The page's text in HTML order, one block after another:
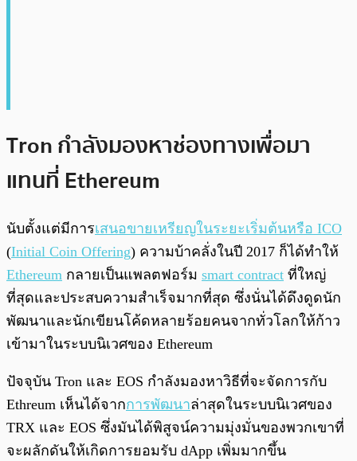
Tron กำลังมองหาช่องทางเพื่อมา
แทนที่ Ethereum
นับตั้งแต่มีการเสนอขายเหรียญในระยะเริ่มต้นหรือ ICO
(Initial Coin Offering) ความบ้าคลั่งในปี 2017 ก็ได้ทำให้
Ethereum กลายเป็นแพลตฟอร์ม smart contract ที่ใหญ่
ที่สุดและประสบความสำเร็จมากที่สุด ซึ่งนั่นได้ดึงดูดนัก
พัฒนาและนักเขียนโค้ดหลายร้อยคนจากทั่วโลกให้ก้าว
เข้ามาในระบบนิเวศของ Ethereum
ปัจจุบัน Tron และ EOS กำลังมองหาวิธีที่จะจัดการกับ
Ethreum เห็นได้จากการพัฒนาล่าสุดในระบบนิเวศของ
TRX และ EOS ซึ่งมันได้พิสูจน์ความมุ่งมั่นของพวกเขาที่
จะผลักดันให้เกิดการยอมรับ dApp เพิ่มมากขึ้น